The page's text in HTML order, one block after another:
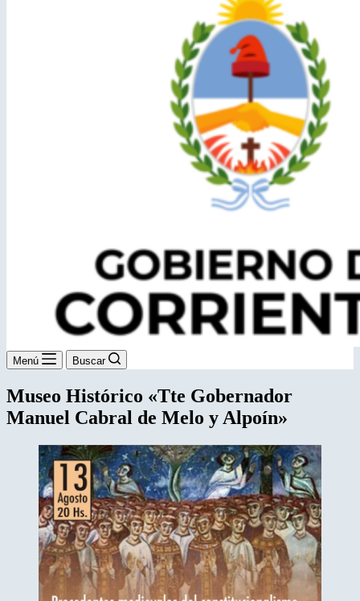
Menú Buscar
Museo Histórico «Tte Gobernador
Manuel Cabral de Melo y Alpoín»